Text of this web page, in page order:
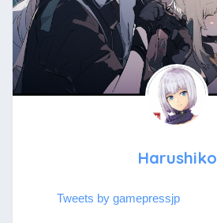
Harushiko
Tweets by gamepressjp